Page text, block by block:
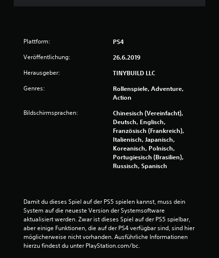
3
5
S
t
e
Plattform: PS4
Veröffentlichung: 26.6.2019
Herausgeber: TINYBUILD LLC
Genres:
Rollenspiele, Adventure,
Action
Bildschirmsprachen:
Chinesisch (Vereinfacht),
Deutsch, Englisch,
Französisch (Frankreich),
Italienisch, Japanisch,
Koreanisch, Polnisch,
Portugiesisch (Brasilien),
Russisch, Spanisch
Damit du dieses Spiel auf der PS5 spielen kannst, muss dein
System auf die neueste Version der Systemsoftware
aktualisiert werden. Zwar ist dieses Spiel auf der PS5 spielbar,
aber einige Funktionen, die auf der PS4 verfügbar sind, sind hier
möglicherweise nicht vorhanden. Ausführliche Informationen
hierzu findest du unter PlayStation.com/bc.